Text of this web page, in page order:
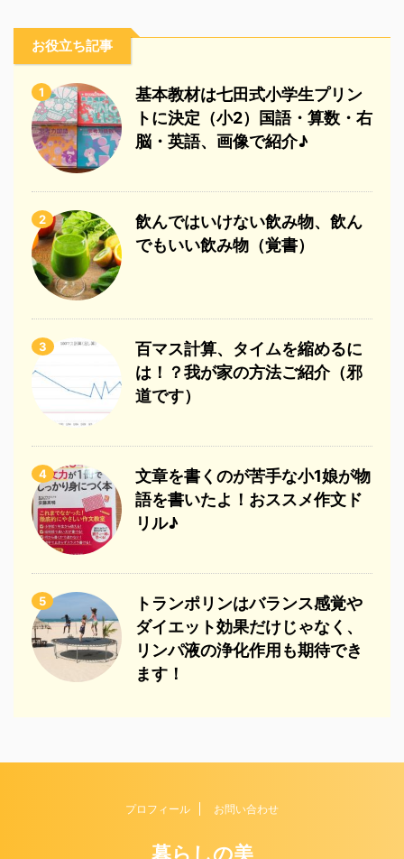
お役立ち記事
1
基本教材は七田式小学生プリン
トに決定（小2）国語・算数・右
脳・英語、画像で紹介♪
2
飲んではいけない飲み物、飲ん
でもいい飲み物（覚書）
3
百マス計算、タイムを縮めるに
は！？我が家の方法ご紹介（邪
道です）
4
文章を書くのが苦手な小1娘が物
語を書いたよ！おススメ作文ド
リル♪
5
トランポリンはバランス感覚や
ダイエット効果だけじゃなく、
リンパ液の浄化作用も期待でき
ます！
プロフィール お問い合わせ
暮らしの美